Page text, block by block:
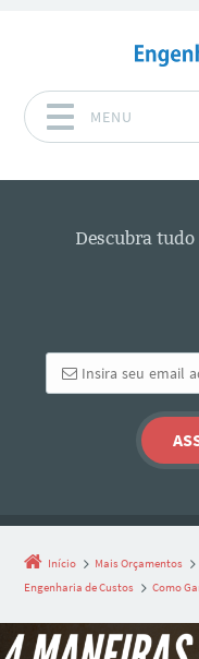
MENU
Descubra
Início Mais Orçamentos
Engenharia de Custos
Como